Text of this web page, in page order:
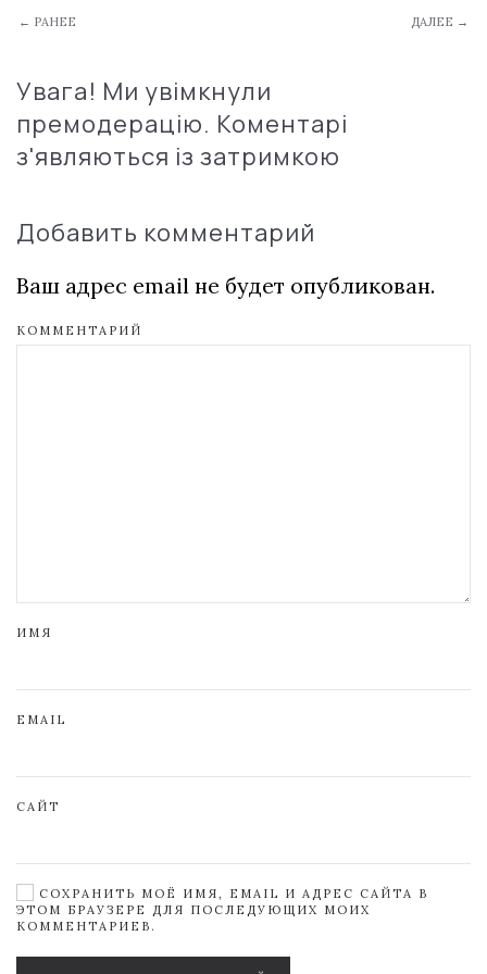
← РАНЕЕ ДАЛЕЕ →
Увага! Ми увімкнули
премодерацію. Коментарі
з'являються із затримкою
Добавить комментарий
Ваш адрес email не будет опубликован.
КОММЕНТАРИЙ
ИМЯ
EMAIL
САЙТ
СОХРАНИТЬ МОЁ ИМЯ, EMAIL И АДРЕС САЙТА В
ЭТОМ БРАУЗЕРЕ ДЛЯ ПОСЛЕДУЮЩИХ МОИХ
КОММЕНТАРИЕВ.